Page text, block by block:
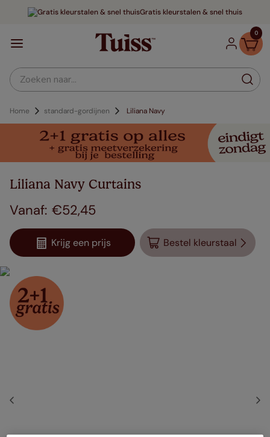
Gratis kleurstalen & snel thuis
0
Zoeken naar...
Home standard-gordijnen Liliana Navy
Liliana Navy Curtains
€52,45
Krijg een prijs Bestel kleurstaal